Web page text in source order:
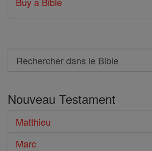
Search
Rechercher
le
Bible
Nouveau Testament
Matthieu
Marc